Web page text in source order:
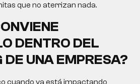
que no aterrizan nada.
DENTRO DEL
DE UNA EMPRESA?
cuando ya está impactando